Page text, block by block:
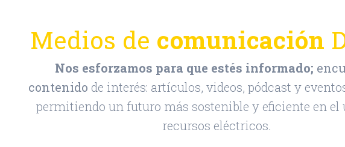
Medios de comunicación
Nos esforzamos para que estés informado;
contenido de interés: artículos, videos, pódcast y
permitiendo un futuro más sostenible y eficiente en el
recursos eléctricos.